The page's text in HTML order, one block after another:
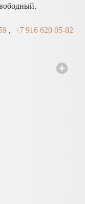
, +7 916 620 05-82